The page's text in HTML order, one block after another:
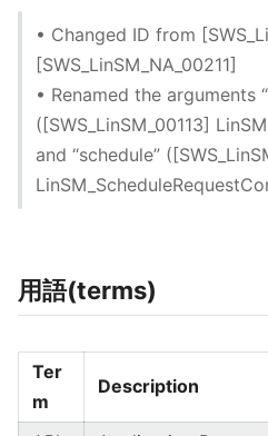
• Changed ID from
[SWS_LinSM_NA_00211]
• Renamed the arguments
([SWS_LinSM_00113]
and “schedule”
用語(terms)
Ter
m
Description